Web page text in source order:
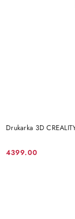
Drukarka 3D
Cena:
4399.00